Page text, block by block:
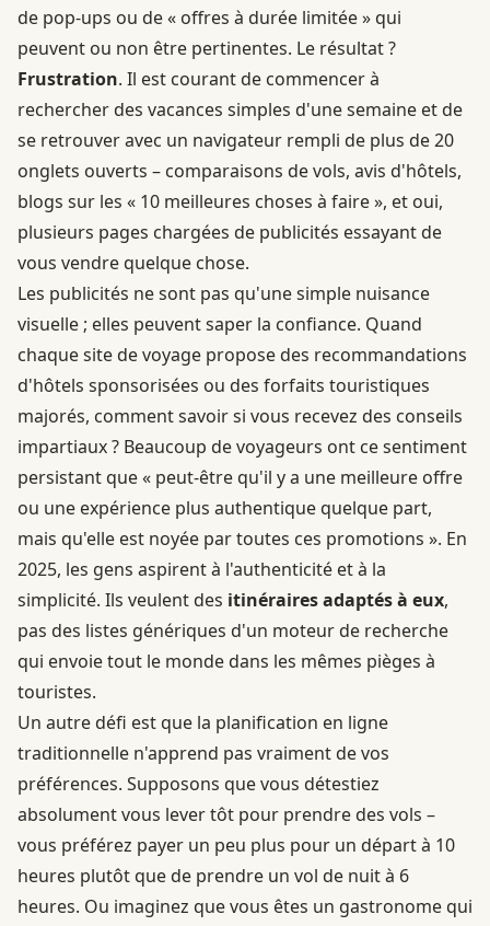
de pop-ups ou de « offres à durée limitée » qui
peuvent ou non être pertinentes. Le résultat ?
Frustration. Il est courant de commencer à
rechercher des vacances simples d'une semaine et de
se retrouver avec un navigateur rempli de plus de 20
onglets ouverts – comparaisons de vols, avis d'hôtels,
blogs sur les « 10 meilleures choses à faire », et oui,
plusieurs pages chargées de publicités essayant de
vous vendre quelque chose.
Les publicités ne sont pas qu'une simple nuisance
visuelle ; elles peuvent saper la confiance. Quand
chaque site de voyage propose des recommandations
d'hôtels sponsorisées ou des forfaits touristiques
majorés, comment savoir si vous recevez des conseils
impartiaux ? Beaucoup de voyageurs ont ce sentiment
persistant que « peut-être qu'il y a une meilleure offre
ou une expérience plus authentique quelque part,
mais qu'elle est noyée par toutes ces promotions ». En
2025, les gens aspirent à l'authenticité et à la
simplicité. Ils veulent des itinéraires adaptés à eux,
pas des listes génériques d'un moteur de recherche
qui envoie tout le monde dans les mêmes pièges à
touristes.
Un autre défi est que la planification en ligne
traditionnelle n'apprend pas vraiment de vos
préférences. Supposons que vous détestiez
absolument vous lever tôt pour prendre des vols –
vous préférez payer un peu plus pour un départ à 10
heures plutôt que de prendre un vol de nuit à 6
heures. Ou imaginez que vous êtes un gastronome qui